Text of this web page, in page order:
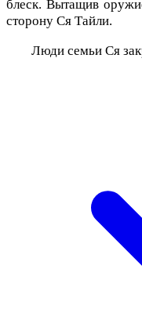
блеск. Вытащив
сторону Ся Тайли.
Люди семьи Ся